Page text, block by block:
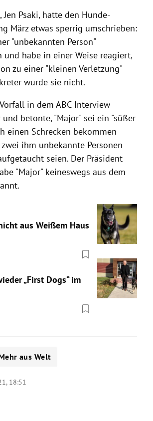
Jen Psaki, hatte den Hunde-
März etwas sperrig umschrieben:
"unbekannten Person"
und habe in einer Weise reagiert,
zu einer "kleinen Verletzung"
wurde sie nicht.
in dem ABC-Interview
betonte, "Major" sei ein "süßer
einen Schrecken bekommen
ihm unbekannte Personen
seien. Der Präsident
"Major" keineswegs aus dem
aus Weißem Haus
„First Dogs“ im
aus Welt
18:51